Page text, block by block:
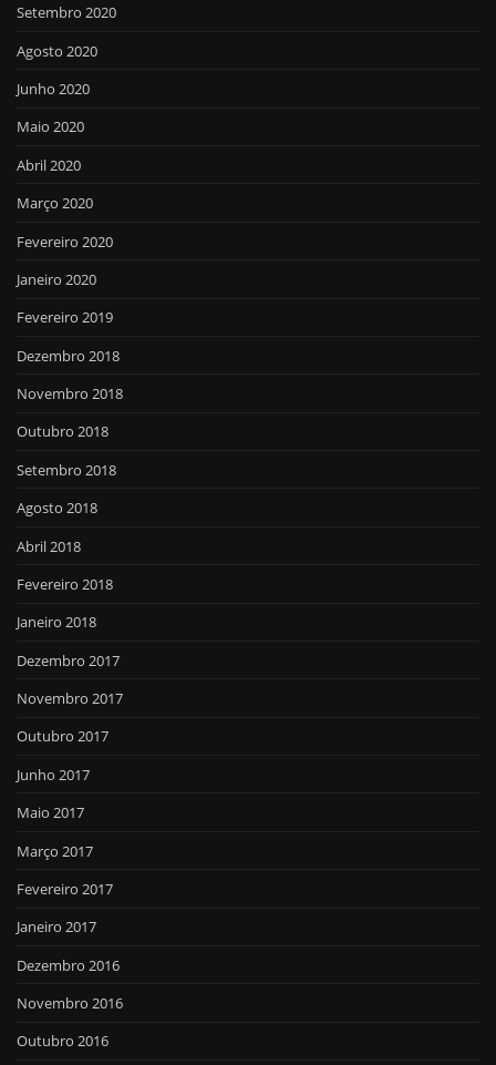
Setembro 2020
Agosto 2020
Junho 2020
Maio 2020
Abril 2020
Março 2020
Fevereiro 2020
Janeiro 2020
Fevereiro 2019
Dezembro 2018
Novembro 2018
Outubro 2018
Setembro 2018
Agosto 2018
Abril 2018
Fevereiro 2018
Janeiro 2018
Dezembro 2017
Novembro 2017
Outubro 2017
Junho 2017
Maio 2017
Março 2017
Fevereiro 2017
Janeiro 2017
Dezembro 2016
Novembro 2016
Outubro 2016